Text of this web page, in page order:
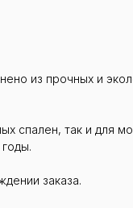
из прочных и
спален, так и для
заказа.